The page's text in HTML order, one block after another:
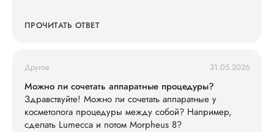
ПРОЧИТАТЬ ОТВЕТ
Другое 31.05.2026
Можно ли сочетать аппаратные процедуры?
Здравствуйте! Можно ли сочетать аппаратные у
косметолога процедуры между собой? Например,
сделать Lumecca и потом Morpheus 8?